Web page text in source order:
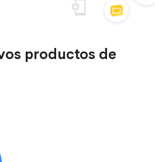
productos de